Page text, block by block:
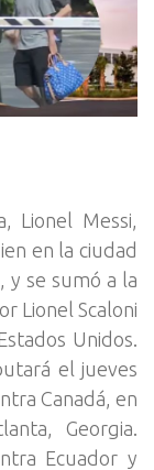
Lionel Messi,
en la ciudad
y se sumó a la
Lionel Scaloni
Unidos.
el jueves
Canadá, en
Georgia.
Ecuador y